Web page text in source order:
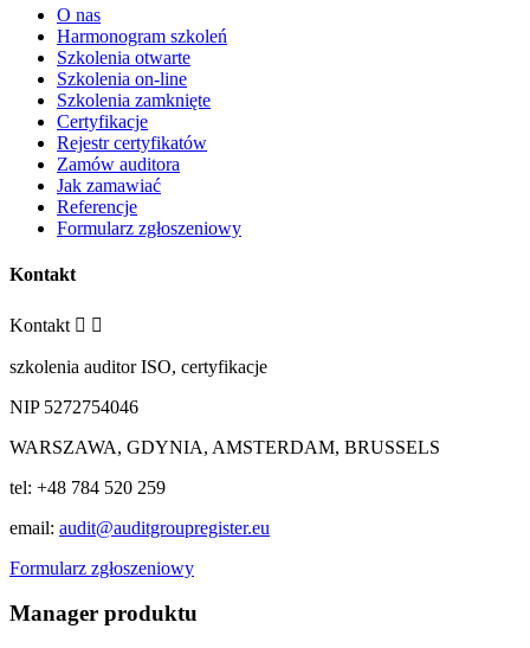
O nas
Harmonogram szkoleń
Szkolenia otwarte
Szkolenia on-line
Szkolenia zamknięte
Certyfikacje
Rejestr certyfikatów
Zamów auditora
Jak zamawiać
Referencje
Formularz zgłoszeniowy
Kontakt
Kontakt  
szkolenia auditor ISO, certyfikacje
NIP 5272754046
WARSZAWA, GDYNIA, AMSTERDAM, BRUSSELS
tel: +48 784 520 259
email: audit@auditgroupregister.eu
Formularz zgłoszeniowy
Manager produktu